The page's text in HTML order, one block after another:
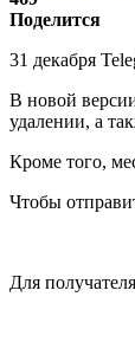
Поделится
31 декабря
В новой
удалении, а
Кроме того,
Чтобы
Для